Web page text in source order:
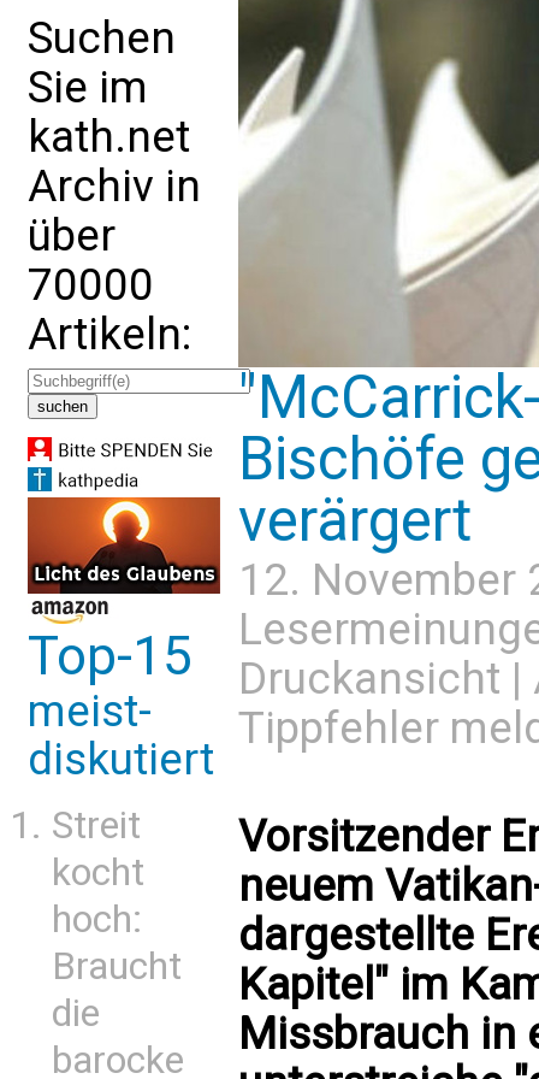
Suchen
Sie im
kath.net
Archiv in
über
70000
Artikeln:
Top-15
meist-
diskutiert
Streit
kocht
hoch:
Braucht
die
barocke
Bischöfe
verärgert
12. November
Druckansicht |
Tippfehler
Vorsitzender
neuem
dargestellte
Kapitel" im
Missbrauch in